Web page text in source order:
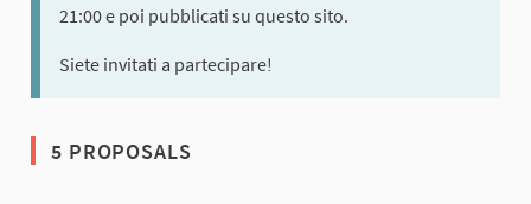
21:00 e poi pubblicati su questo sito.
Siete invitati a partecipare!
5 PROPOSALS